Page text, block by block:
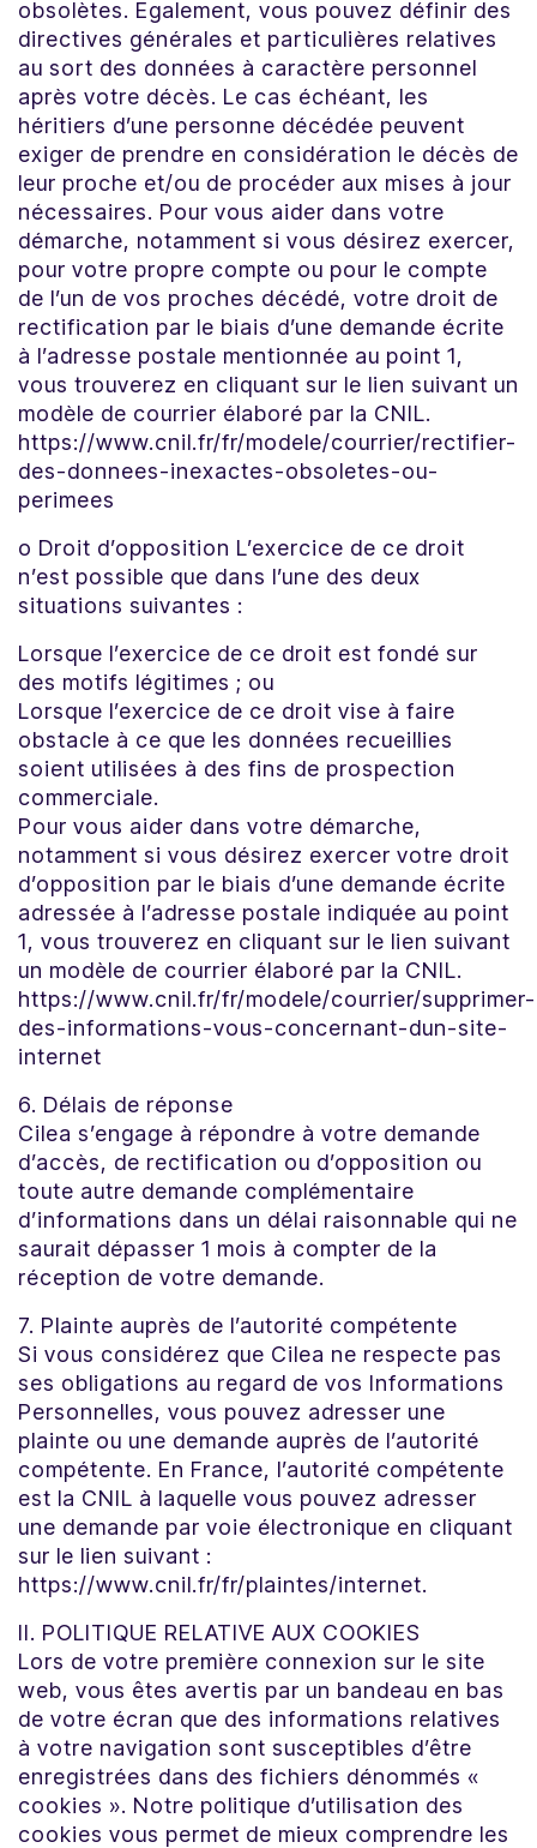
obsolètes. Egalement, vous pouvez définir des
directives générales et particulières relatives
au sort des données à caractère personnel
après votre décès. Le cas échéant, les
héritiers d’une personne décédée peuvent
exiger de prendre en considération le décès de
leur proche et/ou de procéder aux mises à jour
nécessaires. Pour vous aider dans votre
démarche, notamment si vous désirez exercer,
pour votre propre compte ou pour le compte
de l’un de vos proches décédé, votre droit de
rectification par le biais d’une demande écrite
à l’adresse postale mentionnée au point 1,
vous trouverez en cliquant sur le lien suivant un
modèle de courrier élaboré par la CNIL.
https://www.cnil.fr/fr/modele/courrier/rectifier-
des-donnees-inexactes-obsoletes-ou-
perimees
o Droit d’opposition L’exercice de ce droit
n’est possible que dans l’une des deux
situations suivantes :
Lorsque l’exercice de ce droit est fondé sur
des motifs légitimes ; ou
Lorsque l’exercice de ce droit vise à faire
obstacle à ce que les données recueillies
soient utilisées à des fins de prospection
commerciale.
Pour vous aider dans votre démarche,
notamment si vous désirez exercer votre droit
d’opposition par le biais d’une demande écrite
adressée à l’adresse postale indiquée au point
1, vous trouverez en cliquant sur le lien suivant
un modèle de courrier élaboré par la CNIL.
https://www.cnil.fr/fr/modele/courrier/supprimer-
des-informations-vous-concernant-dun-site-
internet
6. Délais de réponse
Cilea s’engage à répondre à votre demande
d’accès, de rectification ou d’opposition ou
toute autre demande complémentaire
d’informations dans un délai raisonnable qui ne
saurait dépasser 1 mois à compter de la
réception de votre demande.
7. Plainte auprès de l’autorité compétente
Si vous considérez que Cilea ne respecte pas
ses obligations au regard de vos Informations
Personnelles, vous pouvez adresser une
plainte ou une demande auprès de l’autorité
compétente. En France, l’autorité compétente
est la CNIL à laquelle vous pouvez adresser
une demande par voie électronique en cliquant
sur le lien suivant :
https://www.cnil.fr/fr/plaintes/internet.
II. POLITIQUE RELATIVE AUX COOKIES
Lors de votre première connexion sur le site
web, vous êtes avertis par un bandeau en bas
de votre écran que des informations relatives
à votre navigation sont susceptibles d’être
enregistrées dans des fichiers dénommés «
cookies ». Notre politique d’utilisation des
cookies vous permet de mieux comprendre les